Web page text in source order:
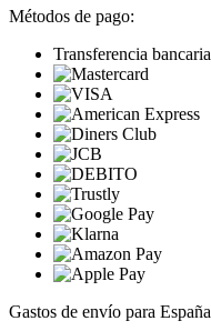
Métodos de pago:
Transferencia bancaria
Gastos de envío para España